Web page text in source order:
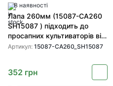
В наявності
Лапа 260мм (15087-CA260
SH15087 ) підходить до
просапних культиваторів від
SHOUP
Артикул: 15087-CA260_SH15087
352 грн